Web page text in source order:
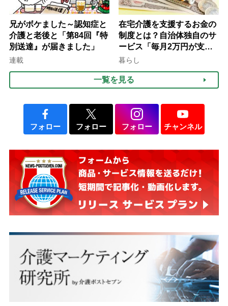
兄がボケました～認知症と
介護と老後と「第84回『特
別送達』が届きました」
連載
在宅介護を支援するお金の
制度とは？自治体独自のサ
ービス「毎月2万円が支給
される」ケースも【FP解
暮らし
一覧を見る
フォロー フォロー フォロー チャンネル